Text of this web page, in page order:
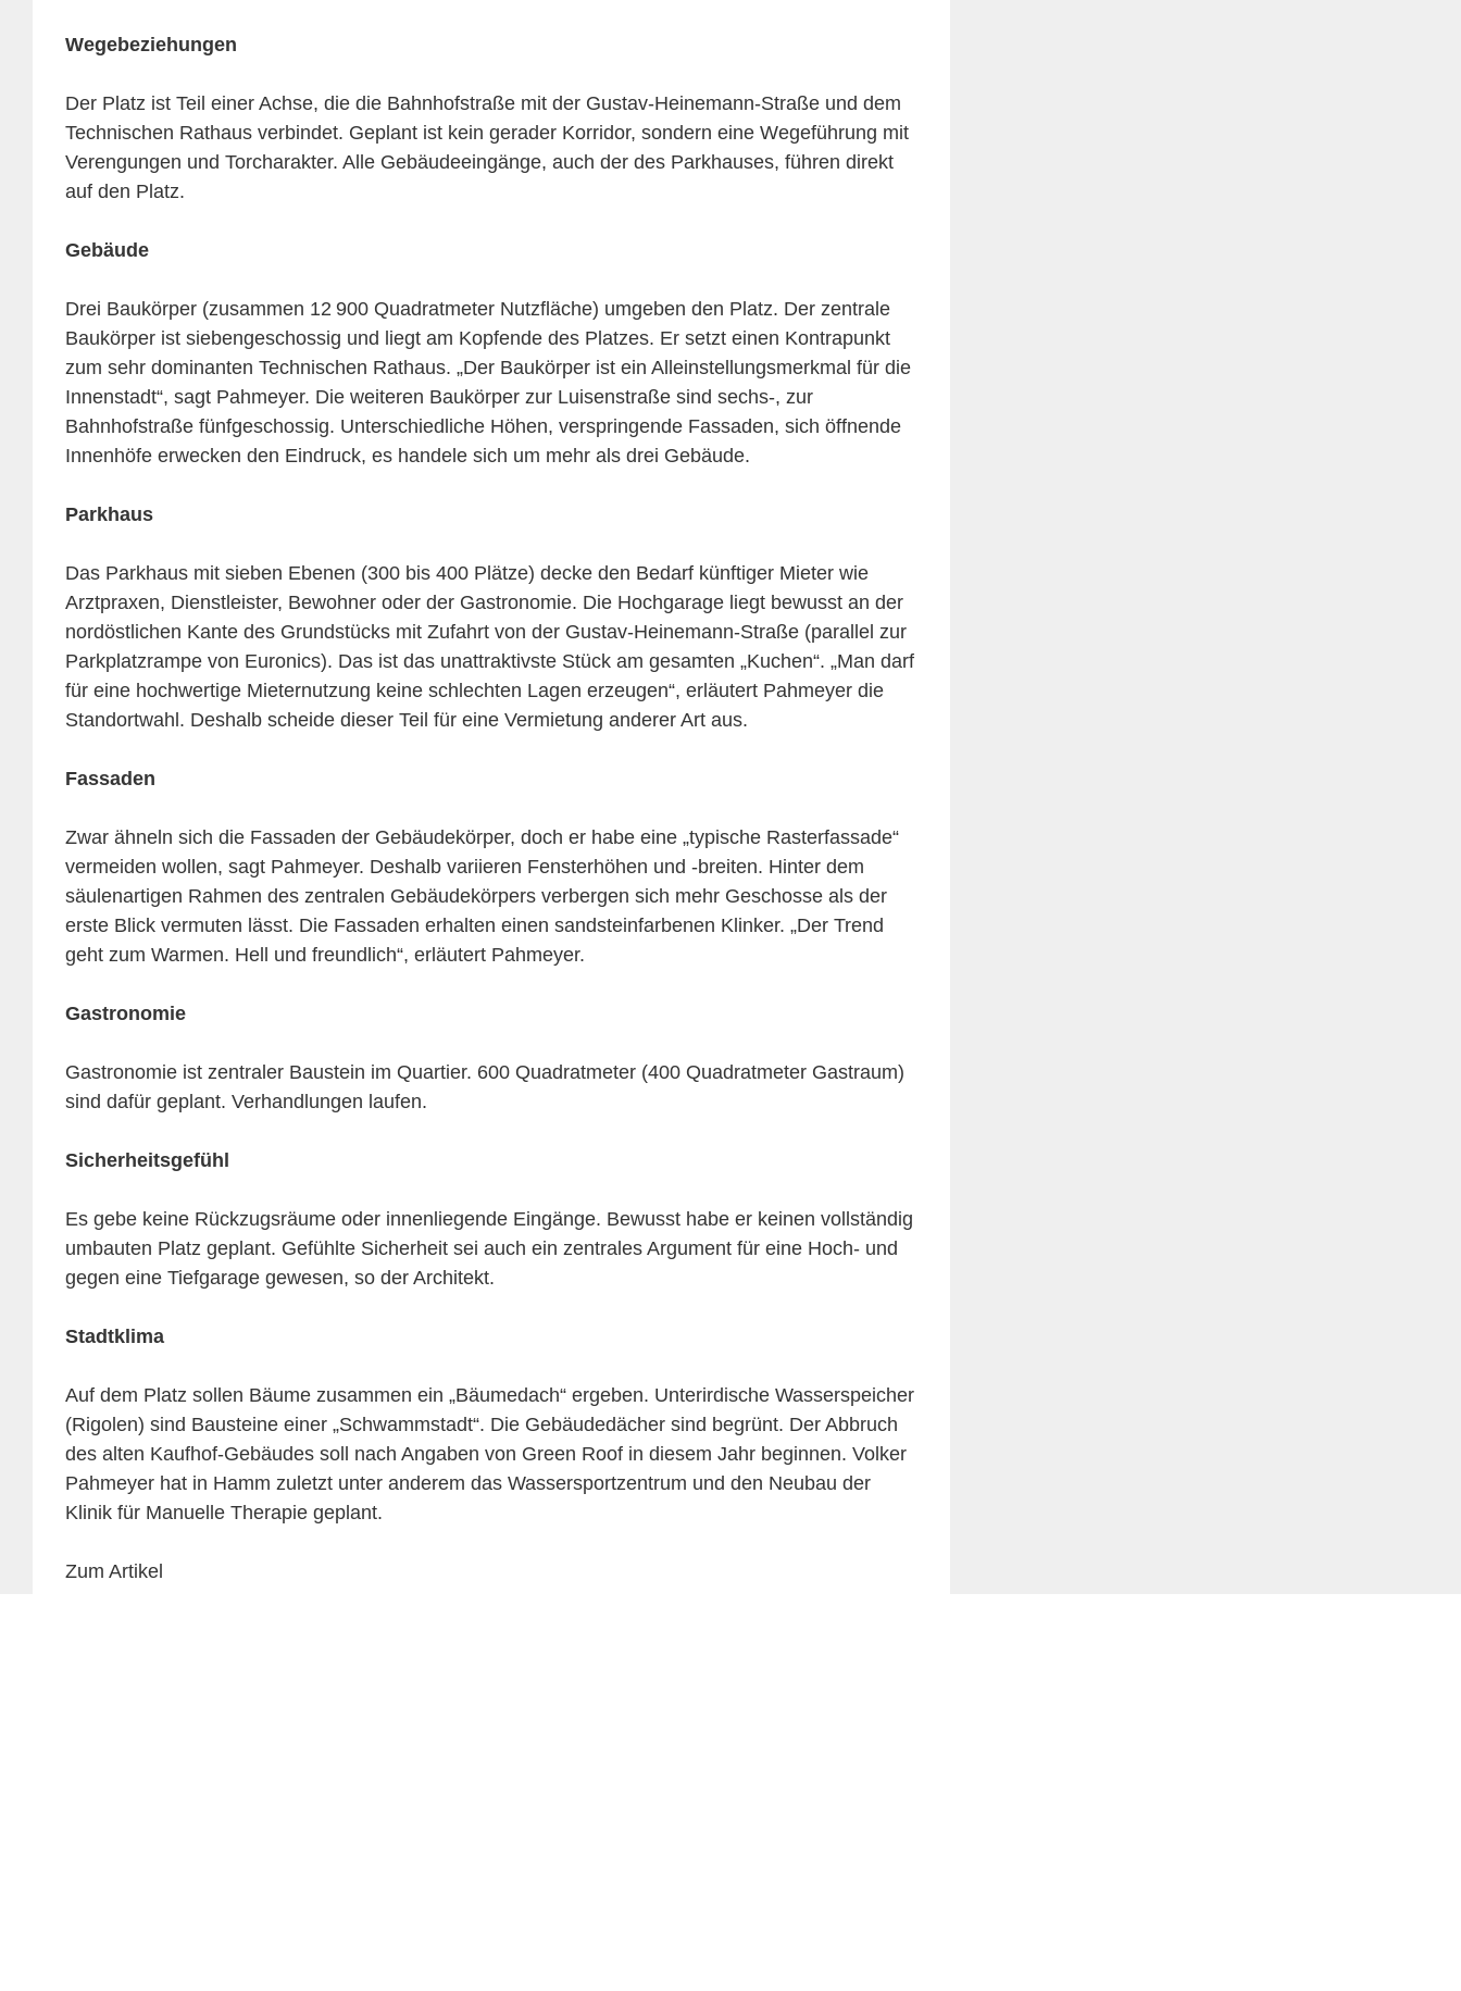
Wegebeziehungen
Der Platz ist Teil einer Achse, die die Bahnhofstraße mit der Gustav-Heinemann-Straße und dem
Technischen Rathaus verbindet. Geplant ist kein gerader Korridor, sondern eine Wegeführung mit
Verengungen und Torcharakter. Alle Gebäudeeingänge, auch der des Parkhauses, führen direkt
auf den Platz.
Gebäude
Drei Baukörper (zusammen 12 900 Quadratmeter Nutzfläche) umgeben den Platz. Der zentrale
Baukörper ist siebengeschossig und liegt am Kopfende des Platzes. Er setzt einen Kontrapunkt
zum sehr dominanten Technischen Rathaus. „Der Baukörper ist ein Alleinstellungsmerkmal für die
Innenstadt“, sagt Pahmeyer. Die weiteren Baukörper zur Luisenstraße sind sechs-, zur
Bahnhofstraße fünfgeschossig. Unterschiedliche Höhen, verspringende Fassaden, sich öffnende
Innenhöfe erwecken den Eindruck, es handele sich um mehr als drei Gebäude.
Parkhaus
Das Parkhaus mit sieben Ebenen (300 bis 400 Plätze) decke den Bedarf künftiger Mieter wie
Arztpraxen, Dienstleister, Bewohner oder der Gastronomie. Die Hochgarage liegt bewusst an der
nordöstlichen Kante des Grundstücks mit Zufahrt von der Gustav-Heinemann-Straße (parallel zur
Parkplatzrampe von Euronics). Das ist das unattraktivste Stück am gesamten „Kuchen“. „Man darf
für eine hochwertige Mieternutzung keine schlechten Lagen erzeugen“, erläutert Pahmeyer die
Standortwahl. Deshalb scheide dieser Teil für eine Vermietung anderer Art aus.
Fassaden
Zwar ähneln sich die Fassaden der Gebäudekörper, doch er habe eine „typische Rasterfassade“
vermeiden wollen, sagt Pahmeyer. Deshalb variieren Fensterhöhen und -breiten. Hinter dem
säulenartigen Rahmen des zentralen Gebäudekörpers verbergen sich mehr Geschosse als der
erste Blick vermuten lässt. Die Fassaden erhalten einen sandsteinfarbenen Klinker. „Der Trend
geht zum Warmen. Hell und freundlich“, erläutert Pahmeyer.
Gastronomie
Gastronomie ist zentraler Baustein im Quartier. 600 Quadratmeter (400 Quadratmeter Gastraum)
sind dafür geplant. Verhandlungen laufen.
Sicherheitsgefühl
Es gebe keine Rückzugsräume oder innenliegende Eingänge. Bewusst habe er keinen vollständig
umbauten Platz geplant. Gefühlte Sicherheit sei auch ein zentrales Argument für eine Hoch- und
gegen eine Tiefgarage gewesen, so der Architekt.
Stadtklima
Auf dem Platz sollen Bäume zusammen ein „Bäumedach“ ergeben. Unterirdische Wasserspeicher
(Rigolen) sind Bausteine einer „Schwammstadt“. Die Gebäudedächer sind begrünt. Der Abbruch
des alten Kaufhof-Gebäudes soll nach Angaben von Green Roof in diesem Jahr beginnen. Volker
Pahmeyer hat in Hamm zuletzt unter anderem das Wassersportzentrum und den Neubau der
Klinik für Manuelle Therapie geplant.
Zum Artikel